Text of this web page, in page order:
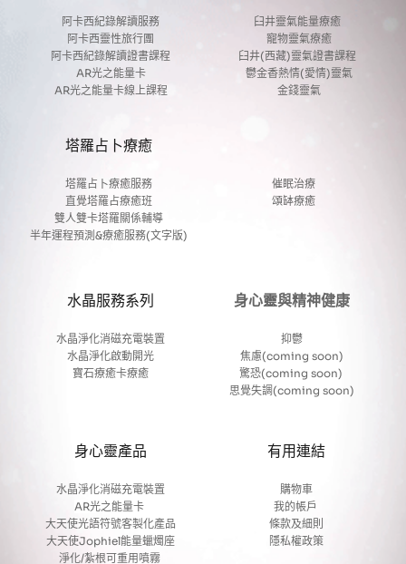
阿卡西紀錄解讀服務
阿卡西靈性旅行團
阿卡西紀錄解讀證書課程
AR光之能量卡
AR光之能量卡線上課程
臼井靈氣能量療癒
寵物靈氣療癒
臼井(西藏)靈氣證書課程
鬱金香熱情(愛情)靈氣
金錢靈氣
塔羅占卜療癒
塔羅占卜療癒服務
直覺塔羅占療癒班
雙人雙卡塔羅關係輔導
半年運程預測&療癒服務(文字版)
催眠治療
頌缽療癒
水晶服務系列
水晶淨化消磁充電裝置
水晶淨化啟動開光
寶石療癒卡療癒
身心靈與精神健康
抑鬱
焦慮(coming soon)
驚恐(coming soon)
思覺失調(coming soon)
身心靈產品
水晶淨化消磁充電裝置
AR光之能量卡
大天使光語符號客製化產品
大天使Jophiel能量蠟燭座
淨化/紮根可重用噴霧
有用連結
購物車
我的帳戶
條款及細則
隱私權政策